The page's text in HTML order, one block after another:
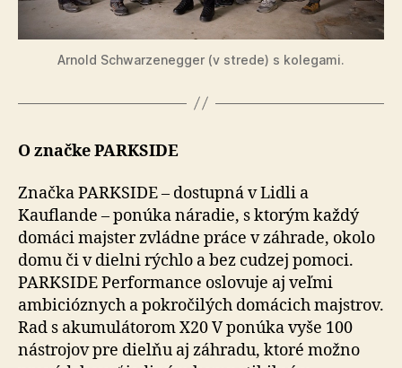
Arnold Schwarzenegger (v strede) s kolegami.
O značke PARKSIDE
Značka PARKSIDE – dostupná v Lidli a
Kauflande – po­nú­ka náradie, s ktorým každý
domáci majster zvládne práce v záhrade, okolo
domu či v dielni rýchlo a bez cudzej pomoci.
PARKSIDE Performance oslovuje aj veľmi
ambicióznych a pokročilých domácich majstrov.
Rad s akumulátorom X20 V ponúka vyše 100
nástrojov pre dielňu aj záhradu, ktoré možno